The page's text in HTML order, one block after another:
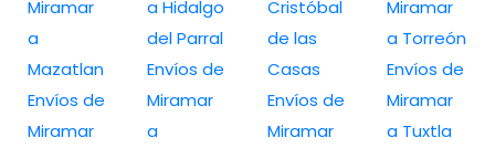
Miramar
a
Mazatlan
Envíos de
Miramar
a Hidalgo
del Parral
Envíos de
Miramar
a
Cristóbal
de las
Casas
Envíos de
Miramar
Miramar
a Torreón
Envíos de
Miramar
a Tuxtla